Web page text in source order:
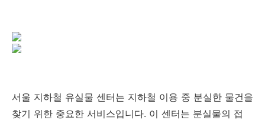
서울 지하철 유실물 센터는 지하철 이용 중 분실한 물건을
찾기 위한 중요한 서비스입니다. 이 센터는 분실물의 접